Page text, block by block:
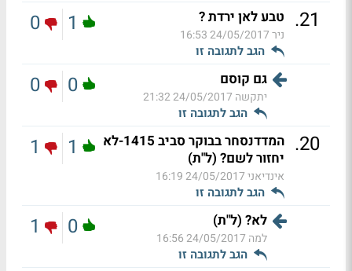
21
. טבע לאן ירדת ?
ניר24/05/2017 16:53
הגב לתגובה זו
1
0
גם קוסם
יתקשה 24/05/2017 21:32
הגב לתגובה זו
0
0
20
.
המדדנסחר בבוקר סביב 1415-לא
יחזור לשם? (ל"ת)
אינדיאני24/05/2017 16:19
הגב לתגובה זו
1
1
לא? (ל"ת)
למה 24/05/2017 16:56
הגב לתגובה זו
0
1